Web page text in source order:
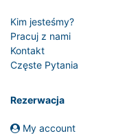
Kim jesteśmy?
Pracuj z nami
Kontakt
Częste Pytania
Rezerwacja
My account